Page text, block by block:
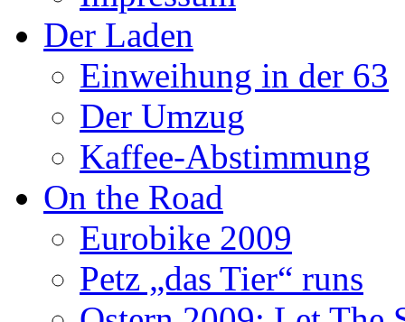
Der Laden
Einweihung in der 63
Der Umzug
Kaffee-Abstimmung
On the Road
Eurobike 2009
Petz „das Tier“ runs